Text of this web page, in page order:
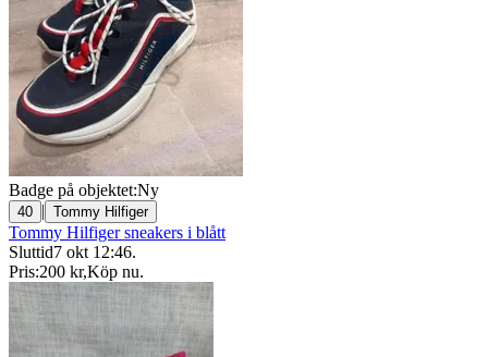
Badge på objektet:Ny
40 | Tommy Hilfiger
Tommy Hilfiger sneakers i blått
Sluttid7 okt 12:46.
Pris:200 kr,Köp nu.